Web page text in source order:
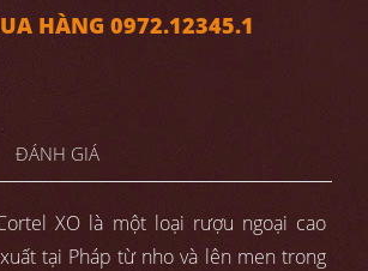
HÀNG 0972.12345.1
ĐÁNH GIÁ
XO là một loại rượu ngoại cao
tại Pháp từ nho và lên men trong